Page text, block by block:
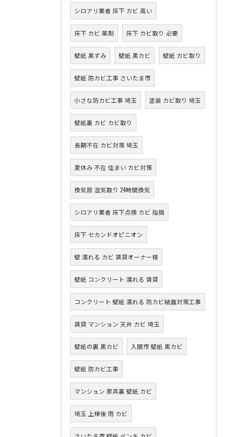
シロアリ業者 床下 カビ 高い
床下 カビ 薬剤 床下 カビ取り 必要
壁紙 黒ずみ 壁紙 黒カビ 壁紙 カビ取り
壁紙 防カビ工事 さいたま市
小さな防カビ工事 埼玉 塗装 カビ取り 埼玉
壁紙裏 カビ カビ取り
長期不在 カビ対策 埼玉
夏休み 不在 住まい カビ対策
換気扇 湿気取り 24時間換気
シロアリ業者 床下点検 カビ 指摘
床下 セカンドオピニオン
壁 濡れる カビ 賃貸オーナー様
壁紙 コンクリート 濡れる 賃貸
コンクリート 壁紙 濡れる 防カビ結露対策工事
賃貸 マンション 天井 カビ 埼玉
壁紙の裏 黒カビ 入間市 壁紙 黒カビ
壁紙 防カビ工事
マンション 家具裏 壁紙 カビ
埼玉 上棟後 雨 カビ